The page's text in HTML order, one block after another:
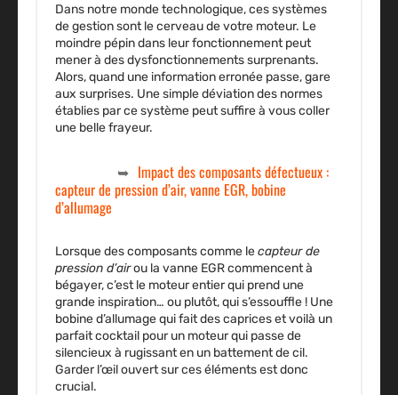
Dans notre monde technologique, ces systèmes
de gestion sont le cerveau de votre moteur. Le
moindre pépin dans leur fonctionnement peut
mener à des dysfonctionnements surprenants.
Alors, quand une information erronée passe, gare
aux surprises. Une simple déviation des normes
établies par ce système peut suffire à vous coller
une belle frayeur.
Impact des composants défectueux :
capteur de pression d’air, vanne EGR, bobine
d’allumage
Lorsque des composants comme lecapteur de
pression d’airou la vanne EGR commencent à
bégayer, c’est le moteur entier qui prend une
grande inspiration… ou plutôt, qui s’essouffle ! Une
bobine d’allumage qui fait des caprices et voilà un
parfait cocktail pour un moteur qui passe de
silencieux à rugissant en un battement de cil.
Garder l’œil ouvert sur ces éléments est donc
crucial.